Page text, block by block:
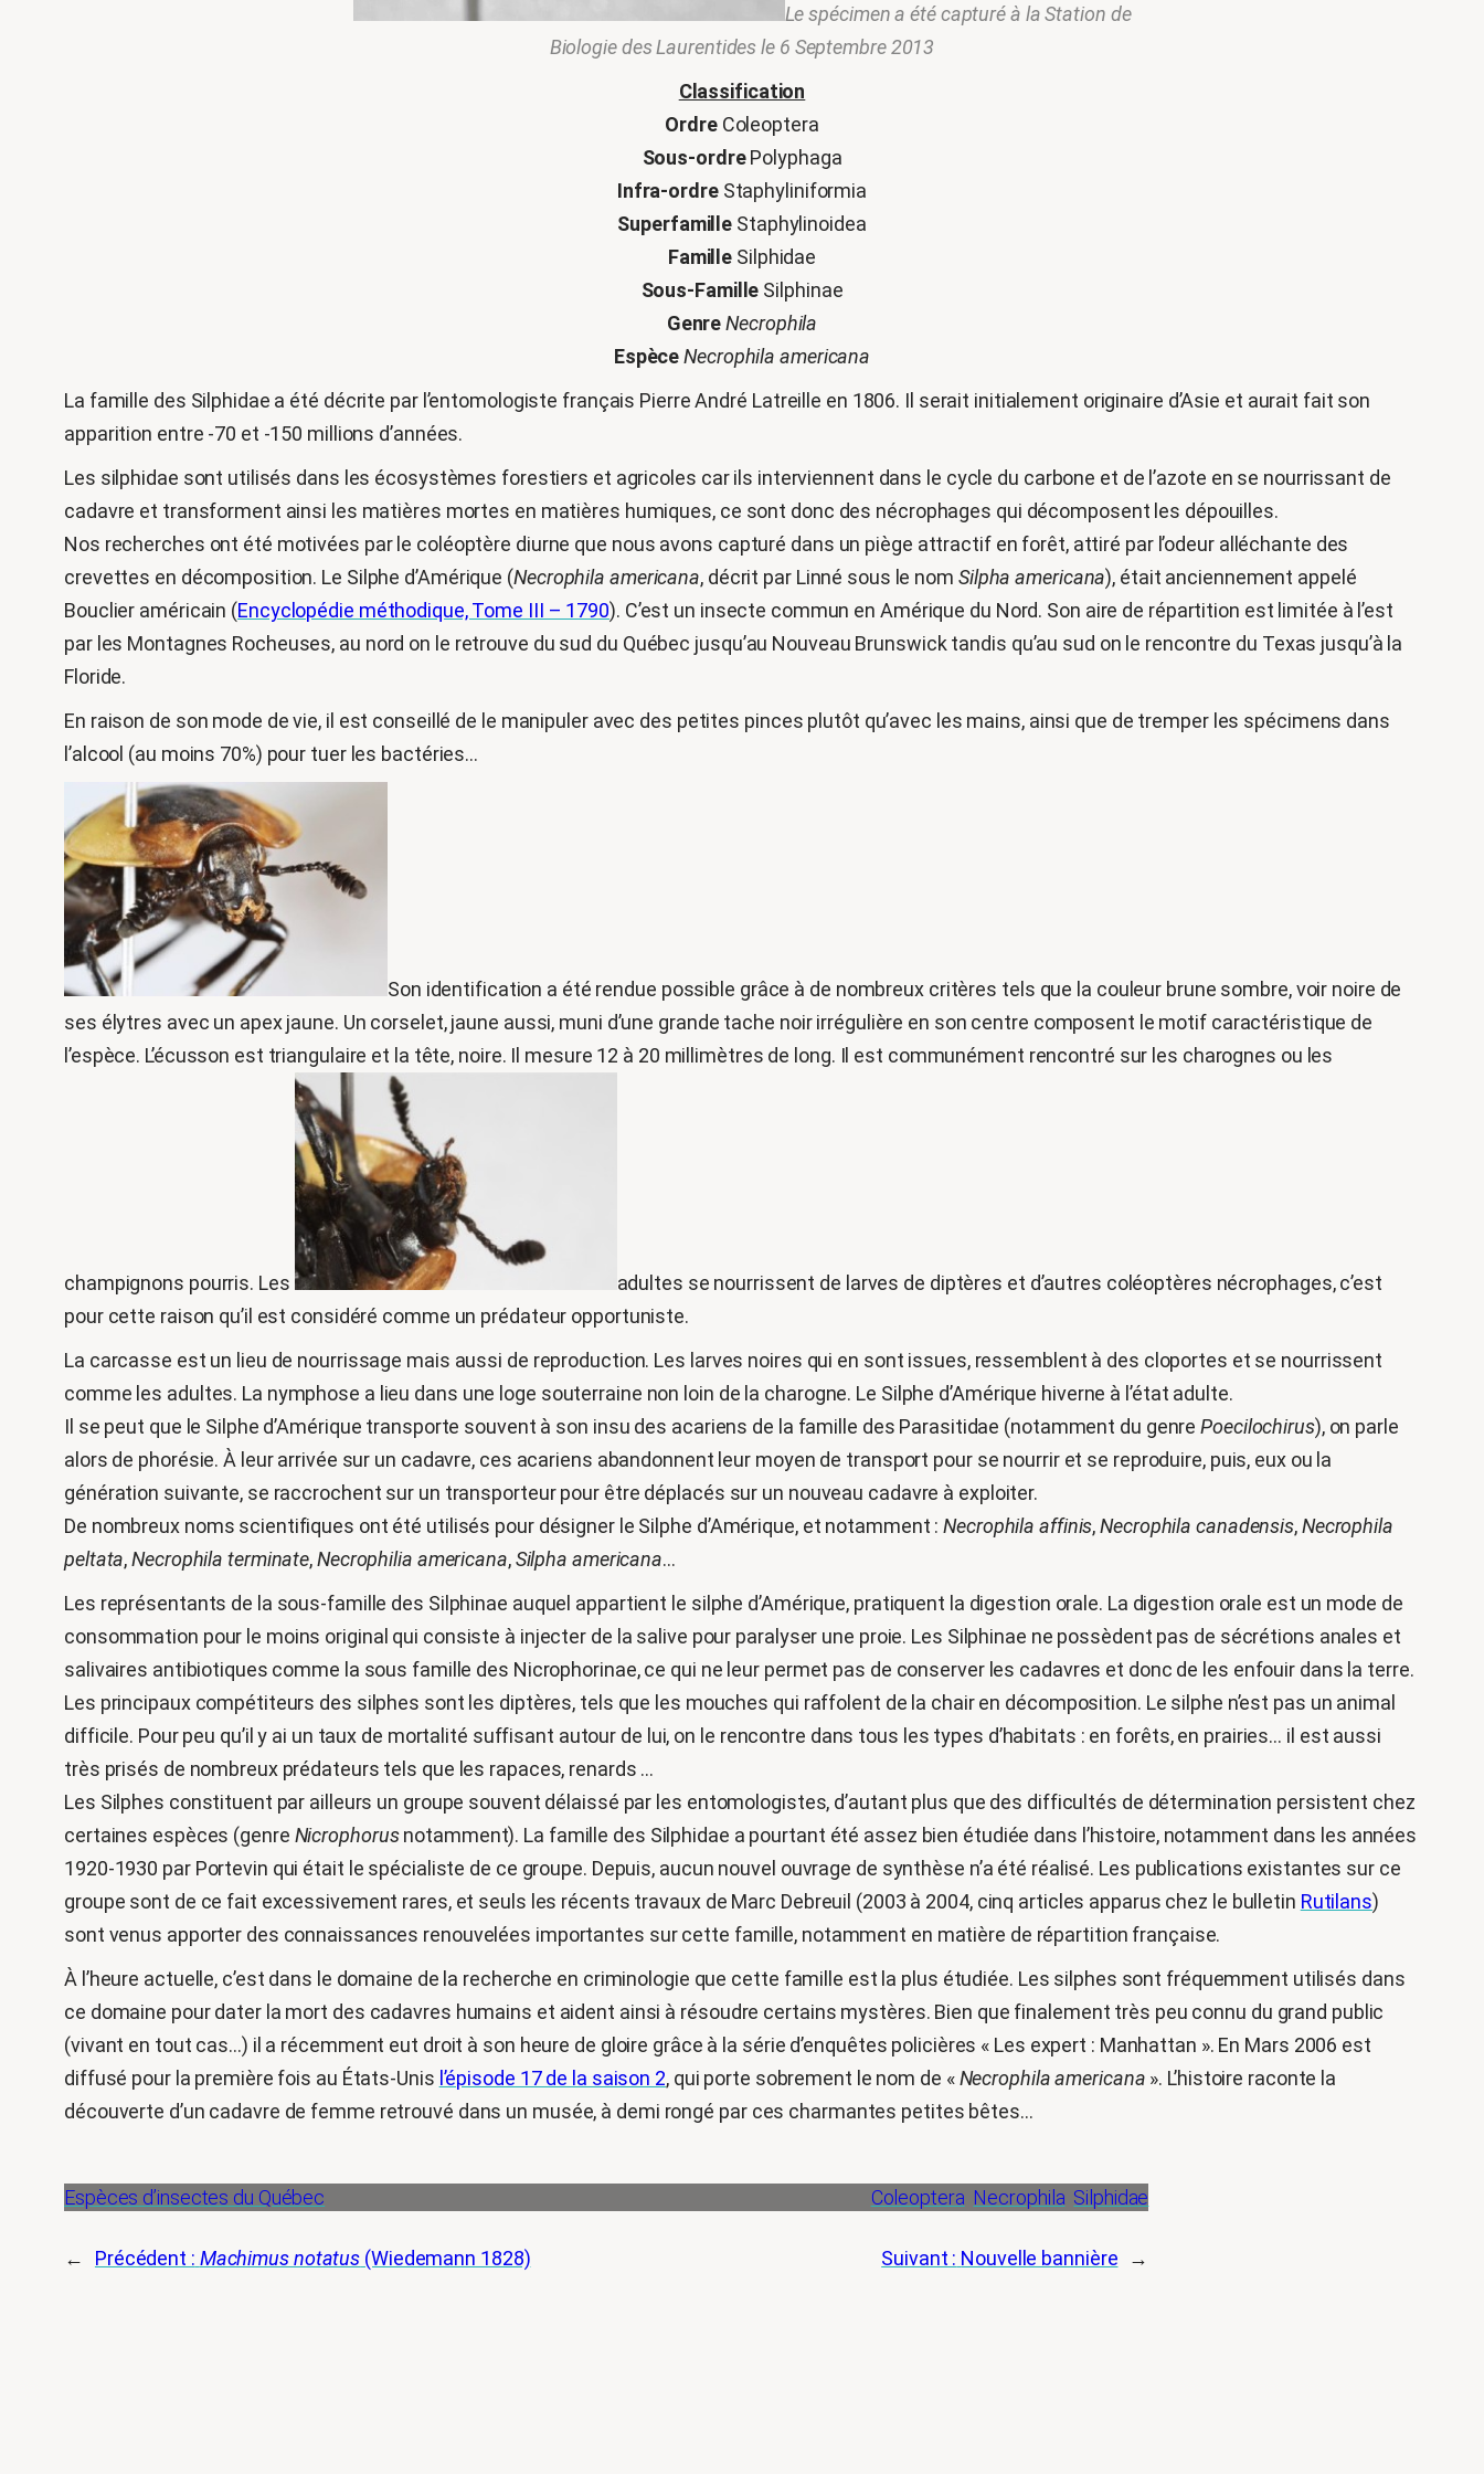
Le spécimen a été capturé à la Station de
Biologie des Laurentides le 6 Septembre 2013
Classification
OrdreColeoptera
Sous-ordrePolyphaga
Infra-ordreStaphyliniformia
Superfamille Staphylinoidea
Famille Silphidae
Sous-Famille Silphinae
Genre Necrophila
EspèceNecrophila americana
La famille des Silphidae a été décrite par l’entomologiste français Pierre André Latreille en 1806. Il serait initialement originaire d’Asie et aurait fait son
apparition entre -70 et -150 millions d’années.
Les silphidae sont utilisés dans les écosystèmes forestiers et agricoles car ils interviennent dans le cycle du carbone et de l’azote en se nourrissant de
cadavre et transforment ainsi les matières mortes en matières humiques, ce sont donc des nécrophages qui décomposent les dépouilles.
Nos recherches ont été motivées par le coléoptère diurne que nous avons capturé dans un piège attractif en forêt, attiré par l’odeur alléchante des
crevettes en décomposition. Le Silphe d’Amérique (Necrophila americana, décrit par Linné sous le nom Silpha americana), était anciennement appelé
Bouclier américain (Encyclopédie méthodique, Tome III – 1790). C’est un insecte commun en Amérique du Nord. Son aire de répartition est limitée à l’est
par les Montagnes Rocheuses, au nord on le retrouve du sud du Québec jusqu’au Nouveau Brunswick tandis qu’au sud on le rencontre du Texas jusqu’à la
Floride.
En raison de son mode de vie, il est conseillé de le manipuler avec des petites pinces plutôt qu’avec les mains, ainsi que de tremper les spécimens dans
l’alcool (au moins 70%) pour tuer les bactéries…
Son identification a été rendue possible grâce à de nombreux critères tels que la couleur brune sombre, voir noire de
ses élytres avec un apex jaune. Un corselet, jaune aussi, muni d’une grande tache noir irrégulière en son centre composent le motif caractéristique de
l’espèce. L’écusson est triangulaire et la tête, noire. Il mesure 12 à 20 millimètres de long. Il est communément rencontré sur les charognes ou les
champignons pourris. Les
adultes se nourrissent de larves de diptères et d’autres coléoptères nécrophages, c’est
pour cette raison qu’il est considéré comme un prédateur opportuniste.
La carcasse est un lieu de nourrissage mais aussi de reproduction. Les larves noires qui en sont issues, ressemblent à des cloportes et se nourrissent
comme les adultes. La nymphose a lieu dans une loge souterraine non loin de la charogne. Le Silphe d’Amérique hiverne à l’état adulte.
Il se peut que le Silphe d’Amérique transporte souvent à son insu des acariens de la famille des Parasitidae (notamment du genrePoecilochirus), on parle
alors de phorésie. À leur arrivée sur un cadavre, ces acariens abandonnent leur moyen de transport pour se nourrir et se reproduire, puis, eux ou la
génération suivante, se raccrochent sur un transporteur pour être déplacés sur un nouveau cadavre à exploiter.
De nombreux noms scientifiques ont été utilisés pour désigner le Silphe d’Amérique, et notamment :Necrophila affinis,Necrophila canadensis,Necrophila
peltata,Necrophila terminate,Necrophilia americana,Silpha americana…
Les représentants de la sous-famille des Silphinae auquel appartient le silphe d’Amérique, pratiquent la digestion orale. La digestion orale est un mode de
consommation pour le moins original qui consiste à injecter de la salive pour paralyser une proie. Les Silphinae ne possèdent pas de sécrétions anales et
salivaires antibiotiques comme la sous famille des Nicrophorinae, ce qui ne leur permet pas de conserver les cadavres et donc de les enfouir dans la terre.
Les principaux compétiteurs des silphes sont les diptères, tels que les mouches qui raffolent de la chair en décomposition. Le silphe n’est pas un animal
difficile. Pour peu qu’il y ai un taux de mortalité suffisant autour de lui, on le rencontre dans tous les types d’habitats : en forêts, en prairies… il est aussi
très prisés de nombreux prédateurs tels que les rapaces, renards …
Les Silphes constituent par ailleurs un groupe souvent délaissé par les entomologistes, d’autant plus que des difficultés de détermination persistent chez
certaines espèces (genre Nicrophorusnotamment). La famille des Silphidae a pourtant été assez bien étudiée dans l’histoire, notamment dans les années
1920-1930 par Portevin qui était le spécialiste de ce groupe. Depuis, aucun nouvel ouvrage de synthèse n’a été réalisé. Les publications existantes sur ce
groupe sont de ce fait excessivement rares, et seuls les récents travaux de Marc Debreuil (2003 à 2004, cinq articles apparus chez le bulletin Rutilans)
sont venus apporter des connaissances renouvelées importantes sur cette famille, notamment en matière de répartition française.
À l’heure actuelle, c’est dans le domaine de la recherche en criminologie que cette famille est la plus étudiée. Les silphes sont fréquemment utilisés dans
ce domaine pour dater la mort des cadavres humains et aident ainsi à résoudre certains mystères. Bien que finalement très peu connu du grand public
(vivant en tout cas…) il a récemment eut droit à son heure de gloire grâce à la série d’enquêtes policières « Les expert : Manhattan ». En Mars 2006 est
diffusé pour la première fois au États-Unis l’épisode 17 de la saison 2, qui porte sobrement le nom de «Necrophila americana ». L’histoire raconte la
découverte d’un cadavre de femme retrouvé dans un musée, à demi rongé par ces charmantes petites bêtes…
Espèces d’insectes du Québec Coleoptera Necrophila Silphidae
← Précédent : Machimus notatus (Wiedemann 1828) Suivant : Nouvelle bannière →